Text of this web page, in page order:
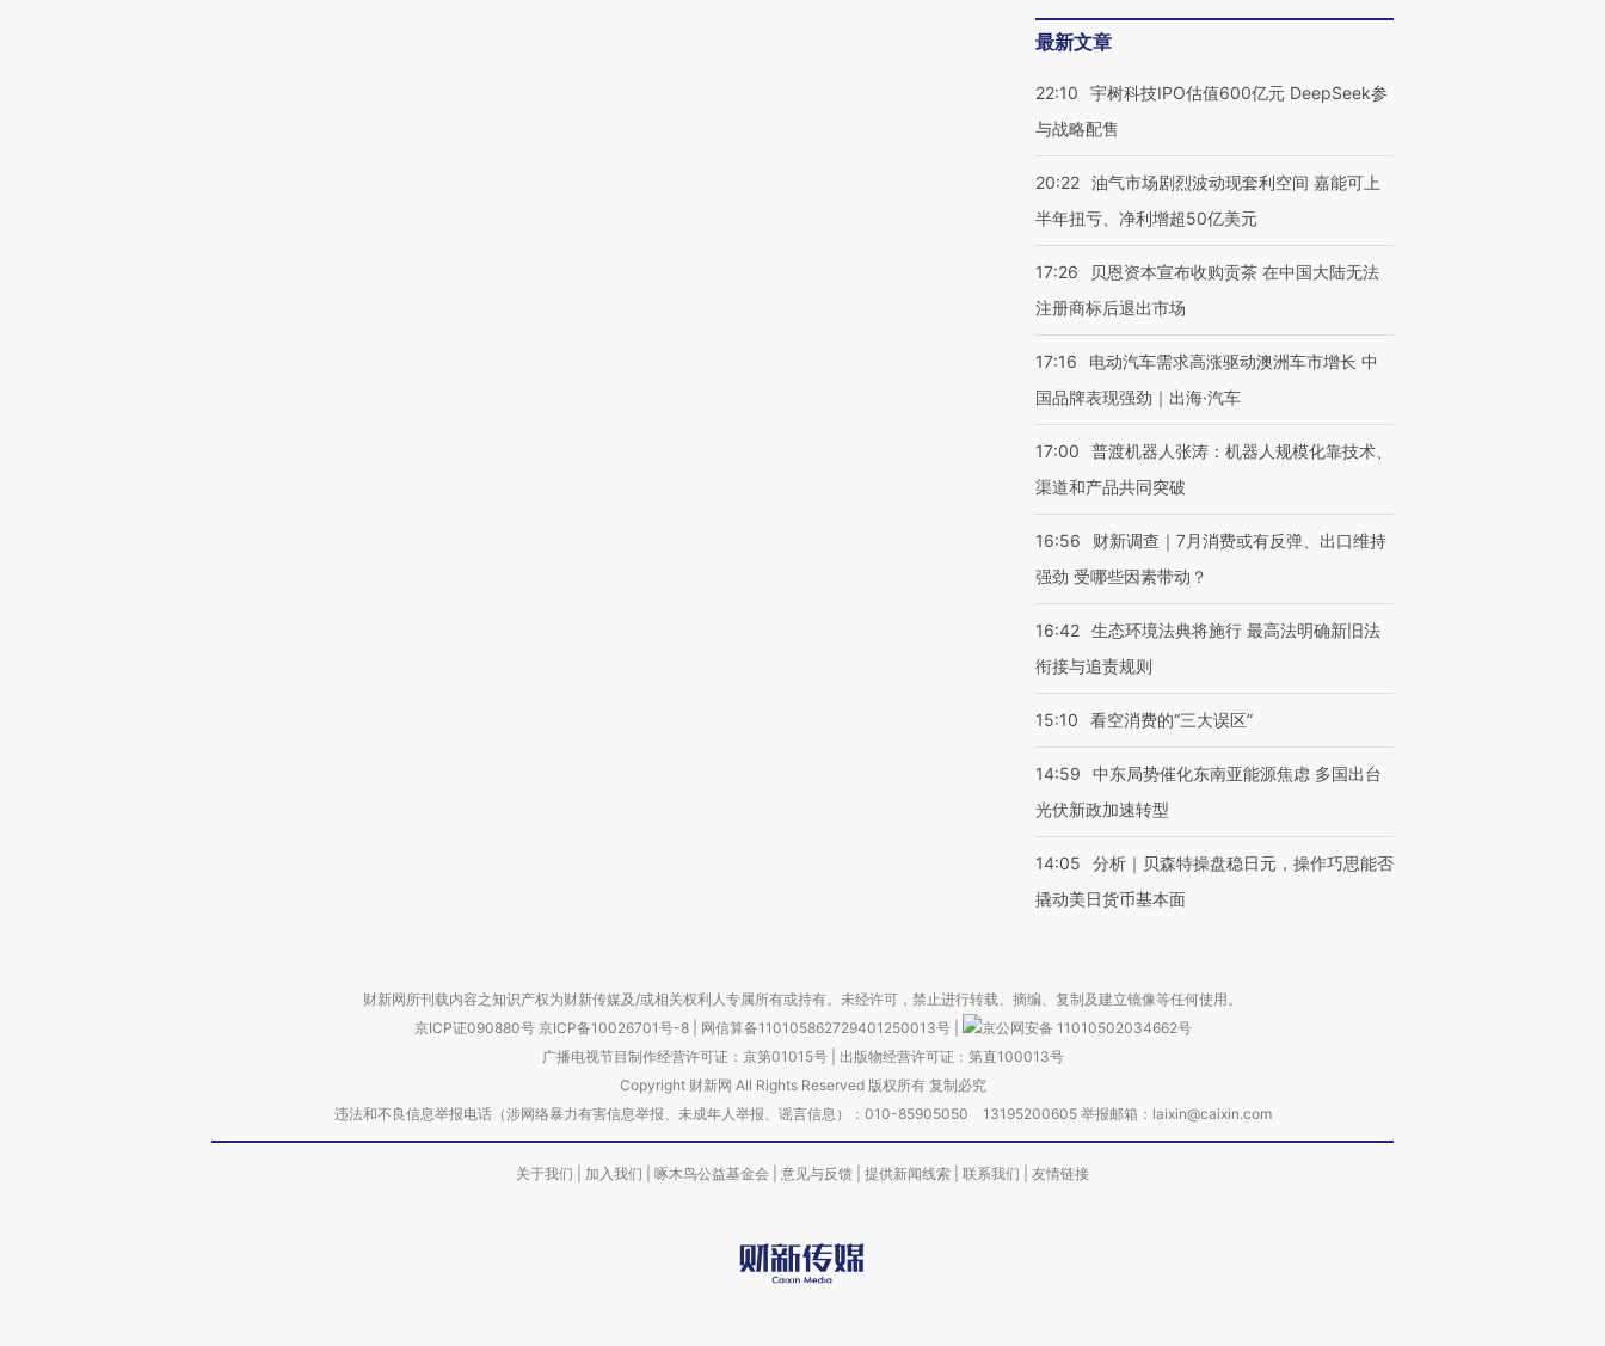
最新文章
22:10
宇树科技IPO估值600亿元 DeepSeek参
与战略配售
20:22 油气市场剧烈波动现套利空间 嘉能可上
半年扭亏、净利增超50亿美元
17:26
贝恩资本宣布收购贡茶 在中国大陆无法
注册商标后退出市场
17:16
电动汽车需求高涨驱动澳洲车市增长 中
国品牌表现强劲｜出海·汽车
17:00
普渡机器人张涛：机器人规模化靠技术、
渠道和产品共同突破
16:56
财新调查｜7月消费或有反弹、出口维持
强劲 受哪些因素带动？
16:42 生态环境法典将施行 最高法明确新旧法
衔接与追责规则
15:10 看空消费的“三大误区”
14:59
中东局势催化东南亚能源焦虑 多国出台
光伏新政加速转型
14:05
分析｜贝森特操盘稳日元，操作巧思能否
撬动美日货币基本面
财新网所刊载内容之知识产权为财新传媒及/或相关权利人专属所有或持有。未经许可，禁止进行转载、摘编、复制及建立镜像等任何使用。
京ICP证090880号 京ICP备10026701号-8 网信算备110105862729401250013号
京公网安备 11010502034662号
广播电视节目制作经营许可证：京第01015号| 出版物经营许可证：第直100013号
Copyright 财新网 All Rights Reserved 版权所有 复制必究
违法和不良信息举报电话（涉网络暴力有害信息举报、未成年人举报、谣言信息）：010-85905050 13195200605 举报邮箱：laixin@caixin.com
关于我们 加入我们 啄木鸟公益基金会 意见与反馈 提供新闻线索 联系我们 友情链接